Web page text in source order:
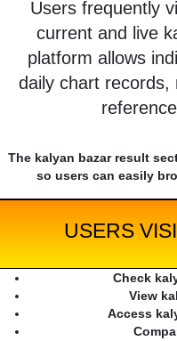
Users frequently
current and live
platform allows
daily chart records,
The kalyan bazar result
so users can easily
USERS
Check
View
Access